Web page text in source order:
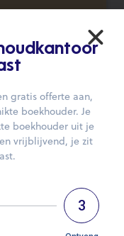
IN
gratis offerte aan,
boekhouder. Je
boekhouder uit je
vrijblijvend, je zit
3